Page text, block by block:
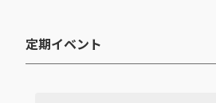
定期イベント​